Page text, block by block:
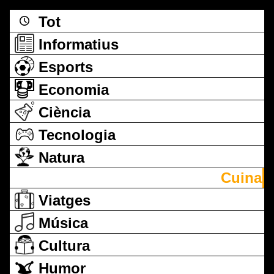
Tot
Informatius
Esports
Economia
Ciència
Tecnologia
Natura
Cuina
Viatges
Música
Cultura
Humor